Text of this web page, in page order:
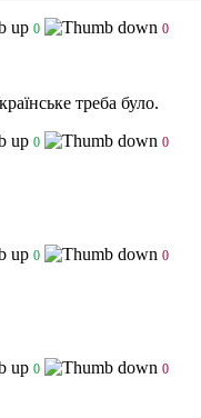
0 0
треба було.
0 0
0 0
0 0